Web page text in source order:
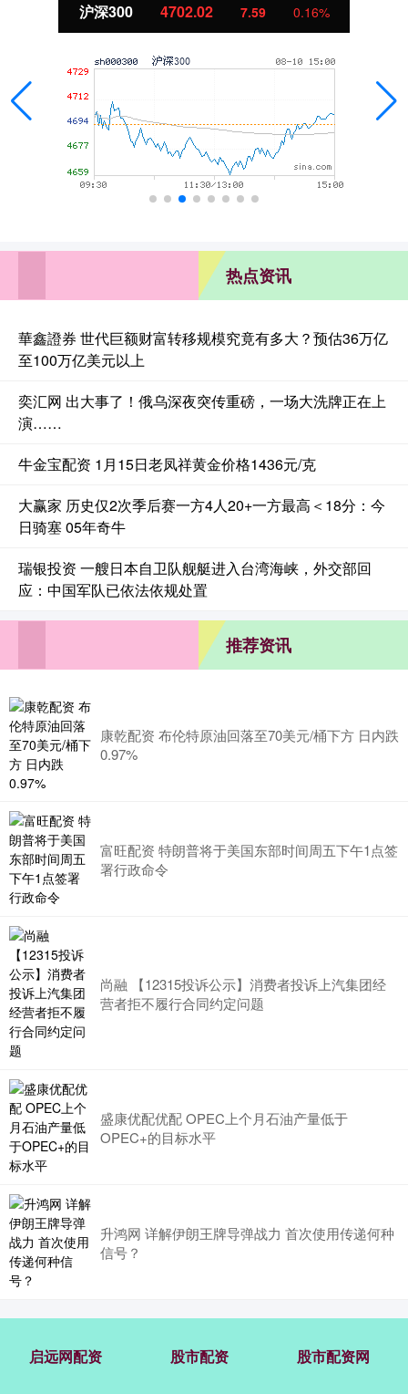
沪深300 4702.02 7.59 0.16%
热点资讯
華鑫證券 世代巨额财富转移规模究竟有多大？预估36万亿
至100万亿美元以上
奕汇网 出大事了！俄乌深夜突传重磅，一场大洗牌正在上
演……
牛金宝配资 1月15日老凤祥黄金价格1436元/克
大赢家 历史仅2次季后赛一方4人20+一方最高＜18分：今
日骑塞 05年奇牛
瑞银投资 一艘日本自卫队舰艇进入台湾海峡，外交部回
应：中国军队已依法依规处置
推荐资讯
康乾配资 布伦特原油回落至70美元/桶下方 日内跌
0.97%
富旺配资 特朗普将于美国东部时间周五下午1点签
署行政命令
尚融 【12315投诉公示】消费者投诉上汽集团经
营者拒不履行合同约定问题
盛康优配优配 OPEC上个月石油产量低于
OPEC+的目标水平
升鸿网 详解伊朗王牌导弹战力 首次使用传递何种
信号？
启远网配资 股市配资 股市配资网